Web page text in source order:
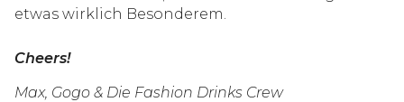
etwas wirklich Besonderem.
Cheers!
Max, Gogo & Die Fashion Drinks Crew